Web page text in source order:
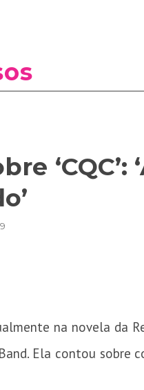
‘CQC’:
na novela da
Ela contou sobre